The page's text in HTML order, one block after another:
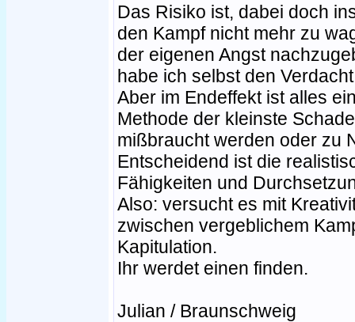
Das Risiko ist, dabei doch
den Kampf nicht mehr zu
der eigenen Angst
habe ich selbst den
Aber im Endeffekt ist alles
Methode der kleinste
mißbraucht werden oder zu
Entscheidend ist die
Fähigkeiten und
Also: versucht es mit
zwischen vergeblichem
Kapitulation.
Ihr werdet einen finden.
Julian / Braunschweig